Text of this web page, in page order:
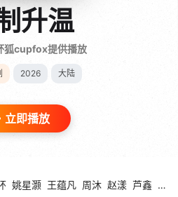
升温
狐cupfox提供播放
2026 大陆
立即播放
姚星灏 王蕴凡 周沐 赵漾 芦鑫 丁